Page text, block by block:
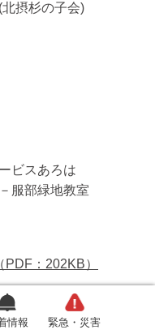
情報 緊急・災害
摂杉の子会)
ビスあろは
服部緑地教室
：202KB）
PDF：579KB）